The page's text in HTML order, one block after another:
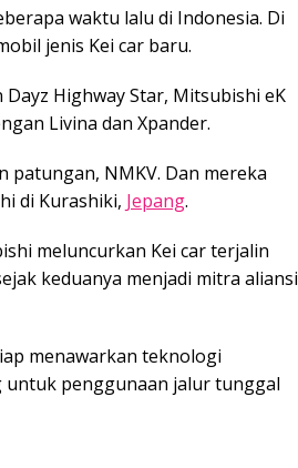
waktu lalu di Indonesia. Di
jenis Kei car baru.
Highway Star, Mitsubishi eK
Livina dan Xpander.
NMKV. Dan mereka
di Kurashiki, Jepang.
meluncurkan Kei car terjalin
keduanya menjadi mitra aliansi
menawarkan teknologi
untuk penggunaan jalur tunggal